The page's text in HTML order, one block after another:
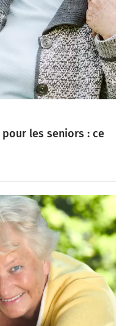
les seniors : ce